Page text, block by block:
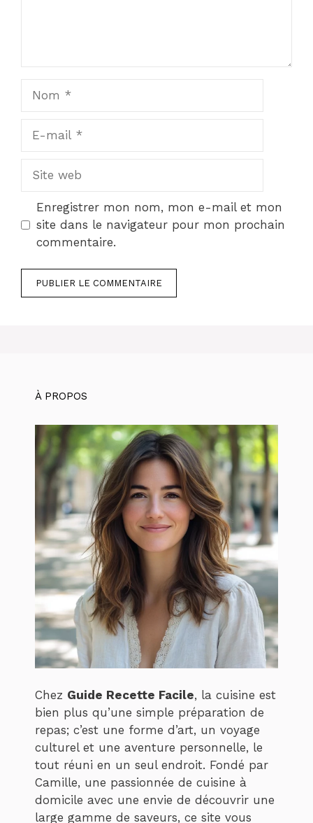
mail
web
Enregistrer mon nom, mon e-mail et mon
site dans le navigateur pour mon prochain
commentaire.
À PROPOS
Chez Guide Recette Facile, la cuisine est
bien plus qu’une simple préparation de
repas; c’est une forme d’art, un voyage
culturel et une aventure personnelle, le
tout réuni en un seul endroit. Fondé par
Camille, une passionnée de cuisine à
domicile avec une envie de découvrir une
large gamme de saveurs, ce site vous